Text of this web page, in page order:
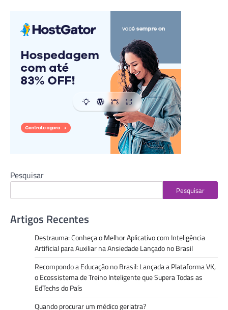
Pesquisar
Pesquisar
Artigos Recentes
Destrauma: Conheça o Melhor Aplicativo com Inteligência
Artificial para Auxiliar na Ansiedade Lançado no Brasil
Recompondo a Educação no Brasil: Lançada a Plataforma VK,
o Ecossistema de Treino Inteligente que Supera Todas as
EdTechs do País
Quando procurar um médico geriatra?